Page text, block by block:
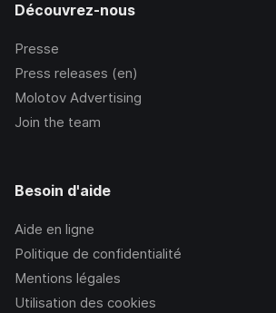
Découvrez-nous
Presse
Press releases (en)
Molotov Advertising
Join the team
Besoin d'aide
Aide en ligne
Politique de confidentialité
Mentions légales
Utilisation des cookies